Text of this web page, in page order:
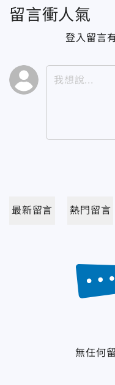
留言衝人氣
登入留言
最新留言 熱門留言
無任何